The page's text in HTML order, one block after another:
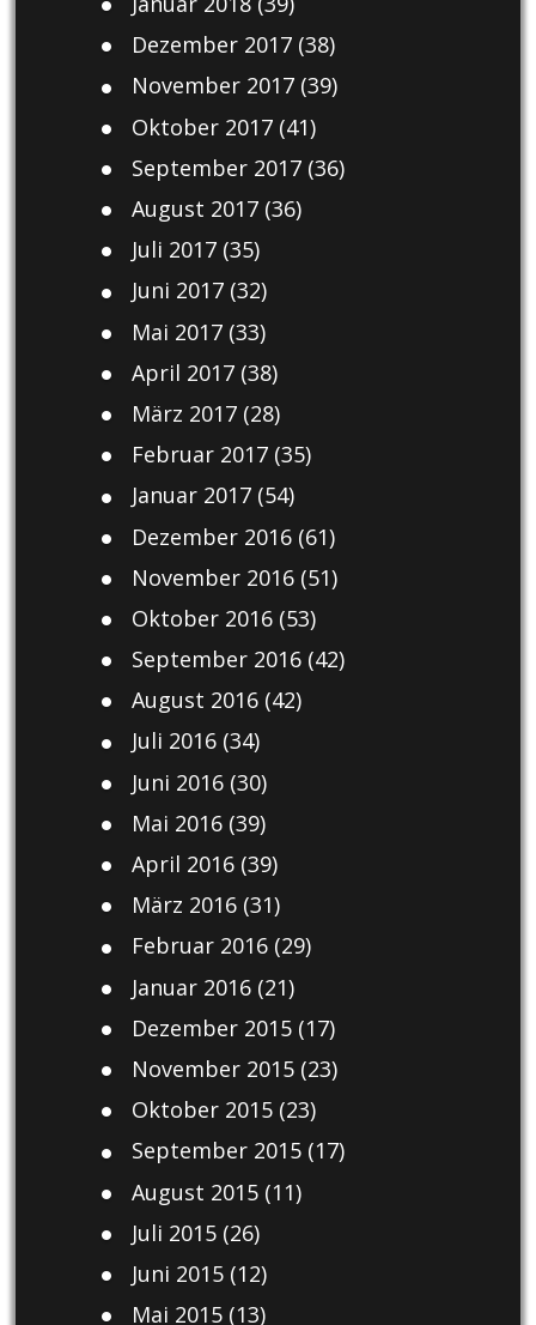
Dezember 2017(38)
November 2017(39)
Oktober 2017(41)
September 2017(36)
August 2017(36)
Juli 2017(35)
Juni 2017(32)
Mai 2017(33)
April 2017(38)
März 2017(28)
Februar 2017(35)
Januar 2017(54)
Dezember 2016(61)
November 2016(51)
Oktober 2016(53)
September 2016(42)
August 2016(42)
Juli 2016(34)
Juni 2016(30)
Mai 2016(39)
April 2016(39)
März 2016(31)
Februar 2016(29)
Januar 2016(21)
Dezember 2015(17)
November 2015(23)
Oktober 2015(23)
September 2015(17)
August 2015(11)
Juli 2015(26)
Juni 2015(12)
Mai 2015(13)